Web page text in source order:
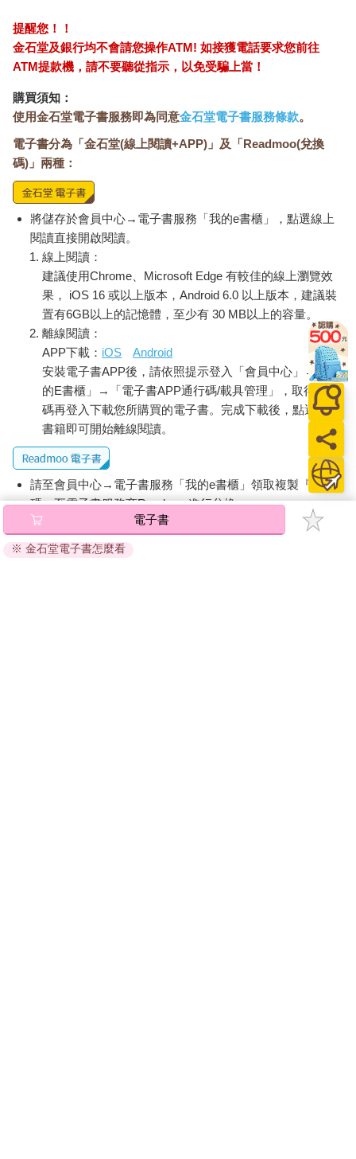
提醒您！！
金石堂及銀行均不會請您操作ATM! 如接獲電話要求您前往
ATM提款機，請不要聽從指示，以免受騙上當！
購買須知：
使用金石堂電子書服務即為同意金石堂電子書服務條款。
電子書分為「金石堂(線上閱讀+APP)」及「Readmoo(兌換
碼)」兩種：
將儲存於會員中心→電子書服務「我的e書櫃」，點選線上
閱讀直接開啟閱讀。
線上閱讀：
建議使用Chrome、Microsoft Edge 有較佳的線上瀏覽效
果， iOS 16 或以上版本，Android 6.0 以上版本，建議裝
置有6GB以上的記憶體，至少有 30 MB以上的容量。
離線閱讀：
APP下載： iOS
Android
安裝電子書APP後，請依照提示登入「會員中心」→「我
的E書櫃」→「電子書APP通行碼/載具管理」，取得通行
碼再登入下載您所購買的電子書。完成下載後，點選任一
書籍即可開始離線閱讀。
請至會員中心→電子書服務「我的e書櫃」領取複製『兌換
碼』至電子書服務商Readmoo進行兌換。
退換貨須知：
因版權保護，您在金石堂所購買的電子書僅能以金石堂專屬
電子書
※ 金石堂電子書怎麼看